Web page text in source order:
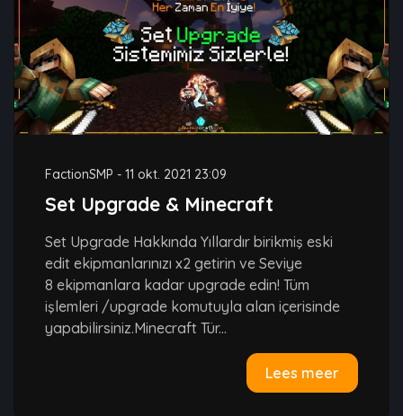
FactionSMP - 11 okt. 2021 23:09
Set Upgrade & Minecraft
Set Upgrade Hakkında Yıllardır birikmiş eski
edit ekipmanlarınızı x2 getirin ve Seviye
8 ekipmanlara kadar upgrade edin! Tüm
işlemleri /upgrade komutuyla alan içerisinde
yapabilirsiniz.Minecraft Tür...
Lees meer